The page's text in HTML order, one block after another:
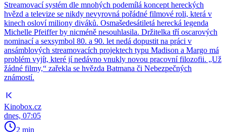
Streamovací systém dle mnohých podemílá koncept hereckých
hvězd a televize se nikdy nevyrovná pořádné filmové roli, která v
kinech osloví miliony diváků. Osmašedesátiletá herecká legenda
Michelle Pfeiffer by nicméně nesouhlasila. Držitelka tří oscarových
nominací a sexsymbol 80. a 90. let nedá dopustit na práci v
ansámblových streamovacích projektech typu Madison a Margo má
problém vyjít, které jí nedávno vnukly novou pracovní filozofii. „Už
žádné filmy,“ zařekla se hvězda Batmana či Nebezpečných
známostí.
Kinobox.cz
dnes, 07:05
2 min